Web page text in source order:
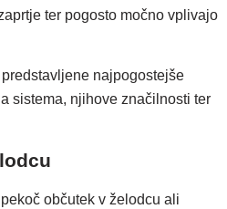
ter pogosto močno vplivajo
najpogostejše
sistema, njihove značilnosti ter
občutek v želodcu ali